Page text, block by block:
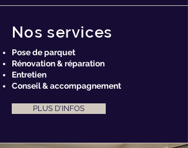
Nos services
Pose de parquet
Rénovation & réparation
Entretien
Conseil & accompagnement
PLUS D'INFOS